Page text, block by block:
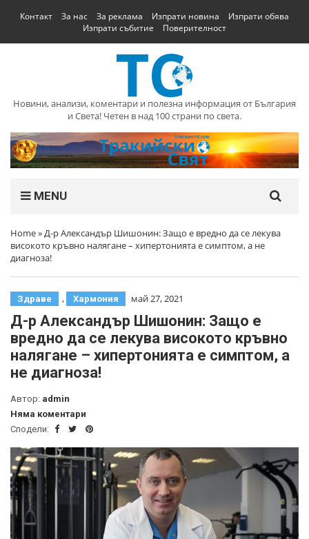
Контакт За нас За реклама Изпрати новина
Изпрати обява
Изпрати събитие
Поверителност
Новини, анализи, коментари и полезна информация от България
и Света! Четен в над 100 страни по света.
MENU
Home»Д-р Александър Шишонин: Защо е вредно да се лекува
високото кръвно налягане – хипертонията е симптом, а не
диагноза!
Здраве , Хармония май 27, 2021
Д-р Александър Шишонин: Защо е
вредно да се лекува високото кръвно
налягане – хипертонията е симптом, а
не диагноза!
Автор: admin
Няма коментари
Сподели: